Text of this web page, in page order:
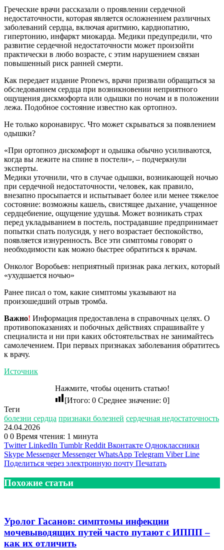
Греческие врачи рассказали о проявлении сердечной
недостаточности, которая является осложнением различных
заболеваний сердца, включая аритмию, кардиопатию,
гипертонию, инфаркт миокарда. Медики предупредили, что
развитие сердечной недостаточности может произойти
практически в любо возрасте, с этим нарушением связан
повышенный риск ранней смерти.
Как передает издание Pronews, врачи призвали обращаться за
обследованием сердца при возникновении неприятного
ощущения дискмофорта или одышки по ночам и в положении
лежа. Подобное состояние известно как ортопноэ.
Не только коронавирус. Что может скрываться за появлением
одышки?
«При ортопноэ дискомфорт и одышка обычно усиливаются,
когда вы лежите на спине в постели», – подчеркнули
эксперты.
Медики уточнили, что в случае одышки, возникающей ночью
при сердечной недостаточности, человек, как правило,
внезапно просыпается и испытывает более или менее тяжелое
состояние: возможны кашель, свистящее дыхание, учащенное
сердцебиение, ощущение удушья. Может возникать страх
перед укладыванием в постель, пострадавшие предпринимает
попытки спать полусидя, у него возрастает беспокойство,
появляется изнуренность. Все эти симптомы говорят о
необходимости как можно быстрее обратиться к врачам.
Онколог Воробьев: неприятный признак рака легких, который
«ухудшается ночью»
Ранее писал о том, какие симптомы указывают на
произошедший отрыв тромба.
Важно! Информация предоставлена в справочных целях. О
противопоказаниях и побочных действиях спрашивайте у
специалиста и ни при каких обстоятельствах не занимайтесь
самолечением. При первых признаках заболевания обратитесь
к врачу.
Источник
Нажмите, чтобы оценить статью!
[Итого: 0 Среднее значение: 0]
Теги
болезни сердца признаки болезней сердечная недостаточность
24.04.2026
0 0 Время чтения: 1 минута
Twitter LinkedIn Tumblr Reddit Вконтакте Одноклассники
Skype Messenger Messenger WhatsApp Telegram Viber Line
Поделиться через электронную почту Печатать
Похожие статьи
Уролог Гасанов: симптомы инфекции
мочевыводящих путей часто путают с ИППП –
как их отличить